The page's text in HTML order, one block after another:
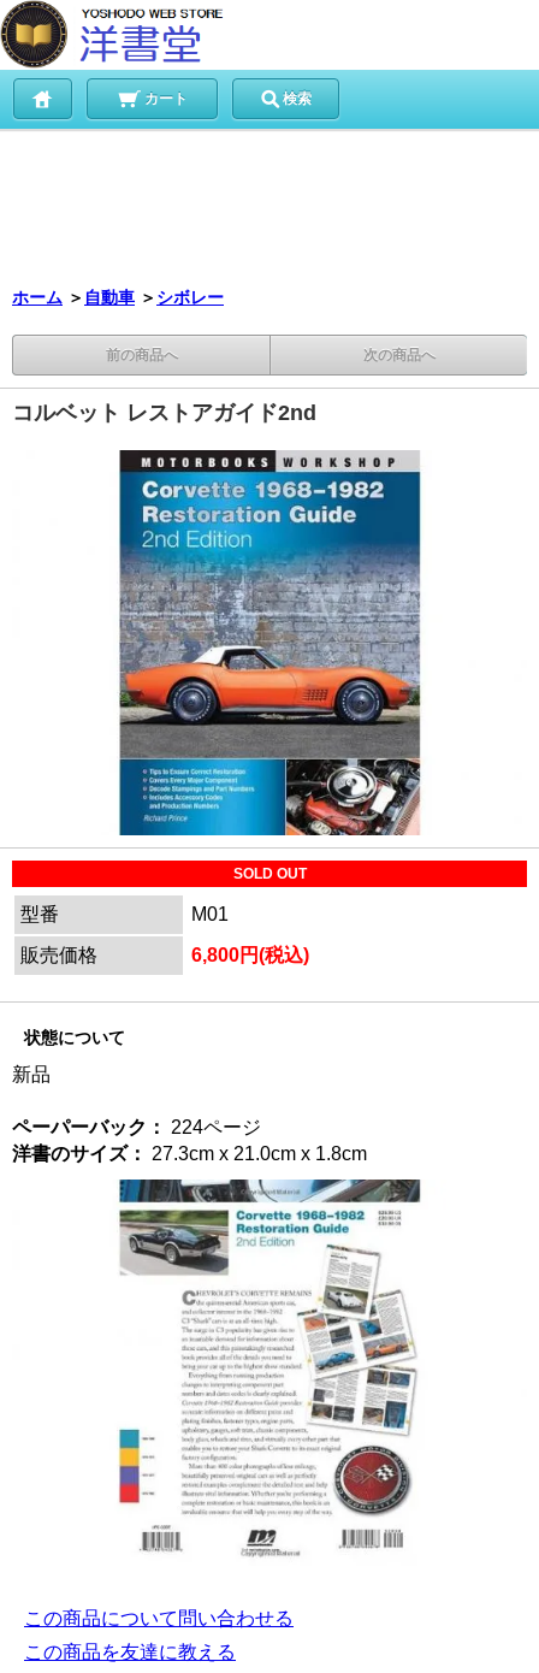
カート 検索
ホーム ＞ 自動車 ＞ シボレー
前の商品へ 次の商品へ
コルベット レストアガイド2nd
SOLD OUT
型番
M01
販売価格
6,800円(税込)
状態について
新品
ペーパーバック：
224ページ
洋書のサイズ：
27.3cm x 21.0cm x 1.8cm
この商品について問い合わせる
この商品を友達に教える